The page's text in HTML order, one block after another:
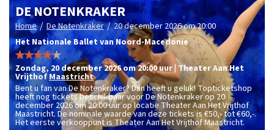
DE NOTENKRAKER
Home / De Notenkraker / 20 december 2026 om 20:00
Het Nationale Ballet van Noord-Macedonie
zondag, 20 december 2026 om 20:00uur Theater Aan Het
VrijthofMaastricht
Bent u fan van De Notenkraker? Dan heeft u geluk! Topticketshop
heeft nog tickets beschikbaar voor De Notenkraker op 20
december 2026 om 20:00 uur op locatie Theater Aan Het Vrijthof
Maastricht. De nominale waarde van deze tickets is€50,- tot €60,-.
Het eerste verkooppunt is Theater Aan Het Vrijthof Maastricht.